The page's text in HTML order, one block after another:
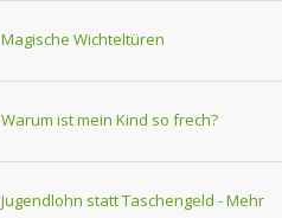
Magische Wichteltüren
Warum ist mein Kind so frech?
Jugendlohn statt Taschengeld - Mehr